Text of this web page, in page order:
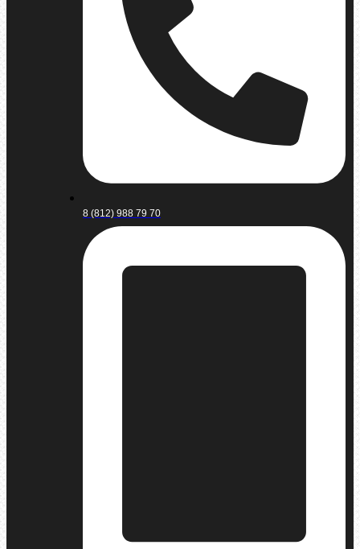
8 (812) 988 79 70